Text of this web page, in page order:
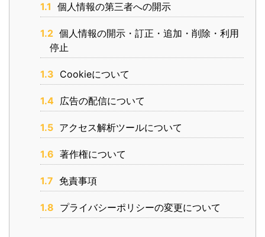
1.1 個人情報の第三者への開示
1.2 個人情報の開示・訂正・追加・削除・利用
停止
1.3 Cookieについて
1.4 広告の配信について
1.5 アクセス解析ツールについて
1.6 著作権について
1.7 免責事項
1.8 プライバシーポリシーの変更について